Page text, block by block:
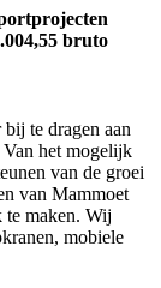
bruto
te dragen aan
Van het mogelijk
van de groei
van Mammoet
te maken. Wij
mobiele